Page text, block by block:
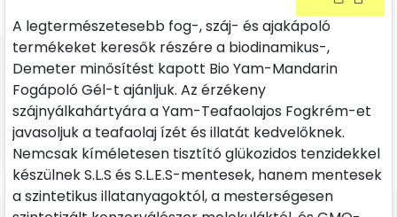
A legtermészetesebb fog-, száj- és ajakápoló
termékeket keresők részére a biodinamikus-,
Demeter minősítést kapott Bio Yam-Mandarin
Fogápoló Gél-t ajánljuk. Az érzékeny
szájnyálkahártyára a Yam-Teafaolajos Fogkrém-et
javasoljuk a teafaolaj ízét és illatát kedvelőknek.
Nemcsak kíméletesen tisztító glükozidos tenzidekkel
készülnek S.L.S és S.L.E.S-mentesek, hanem mentesek
a szintetikus illatanyagoktól, a mesterségesen